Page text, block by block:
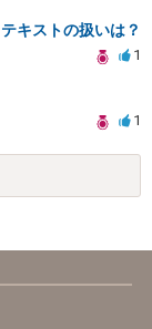
キストの扱いは？
1
1